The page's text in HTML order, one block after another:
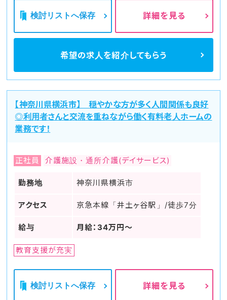
検討リストへ保存 詳細を見る
希望の求人を紹介してもらう
【神奈川県横浜市】 穏やかな方が多く人間関係も良好
◎利用者さんと交流を重ねながら働く有料老人ホームの
業務です！
正社員 介護施設・通所介護(デイサービス)
勤務地 神奈川県横浜市
アクセス 京急本線「井土ヶ谷駅」/徒歩7分
給与 月給：34万円～
教育支援が充実
検討リストへ保存 詳細を見る